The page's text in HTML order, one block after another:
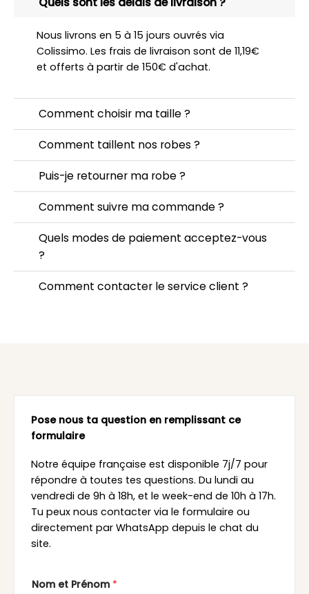
Nous livrons en 5 à 15 jours ouvrés via
Colissimo. Les frais de livraison sont de 11,19€
et offerts à partir de 150€ d'achat.
Comment choisir ma taille ?
Comment taillent nos robes ?
Puis-je retourner ma robe ?
Comment suivre ma commande ?
Quels modes de paiement acceptez-vous
?
Comment contacter le service client ?
Pose nous ta question en remplissant ce
formulaire
Notre équipe française est disponible 7j/7 pour
répondre à toutes tes questions. Du lundi au
vendredi de 9h à 18h, et le week-end de 10h à 17h.
Tu peux nous contacter via le formulaire ou
directement par WhatsApp depuis le chat du
site.
Nom et Prénom *